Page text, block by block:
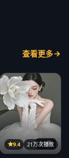
查看更多
21集
9.4 21万次播放